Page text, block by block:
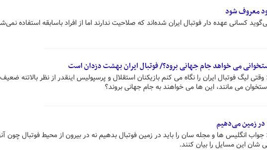
معروف شود
کسانی عهده دار فوتبال ایران شده‌اند که صلاحیت ندارند اما از افراد باسابقه استفاده
می خواهد جام جهانی برود؟/ فوتبال ایران بهشت دزدان است
لیگ فوتبال ایران را نگاه می کنم بازیکنان استقلال و پرسپولیس اینقدر از نظر بالاتنه ضعیف
می مانند، این ها می خواهند به جام جهانی بروند؟
در زمین می‌دهیم
انگلیس ها و مجله سان را باید در زمین فوتبال بدهیم نه در بیرون از محیط فوتبال چون
شان این مسایل را بیان کنند.